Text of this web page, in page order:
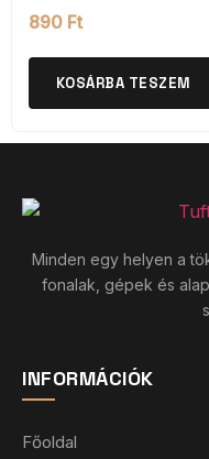
890 Ft
KOSÁRBA TESZEM
Minden egy helyen a
fonalak, gépek és
INFORMÁCIÓK
Főoldal